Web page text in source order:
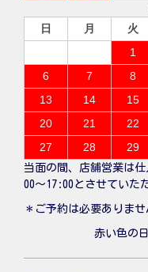
日
月 火
1
6
7 8
13
14 15
20
21 22
27
28 29
当面の間、店舗営業は
00〜17:00とさせていた
＊ご予約は必要ありませ
赤い色の